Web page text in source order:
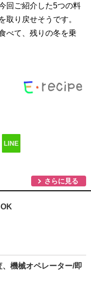
回ご紹介した5つの料
取り戻せそうです。
べて、残りの冬を乗
さらに見る
、機械オペレーター/即